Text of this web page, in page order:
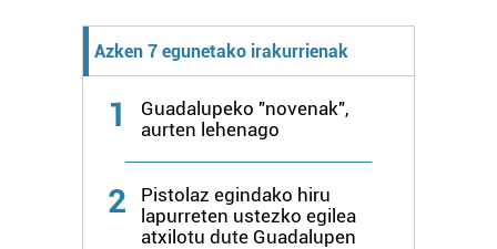
Azken 7 egunetako irakurrienak
1
Guadalupeko "novenak",
aurten lehenago
2
Pistolaz egindako hiru
lapurreten ustezko egilea
atxilotu dute Guadalupen